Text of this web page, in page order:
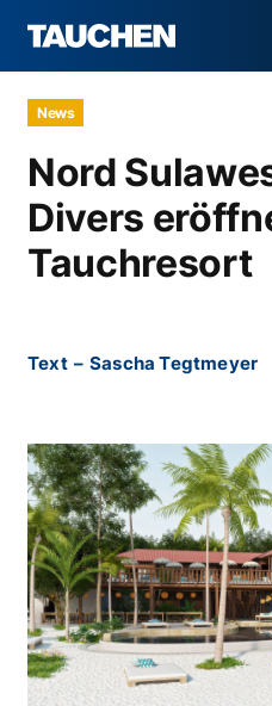
News
Nord
Divers
Tauchresort
Text – Sascha Tegtmeyer